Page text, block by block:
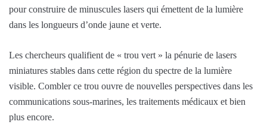
pour construire de minuscules lasers qui émettent de la lumière
dans les longueurs d’onde jaune et verte.
Les chercheurs qualifient de « trou vert » la pénurie de lasers
miniatures stables dans cette région du spectre de la lumière
visible. Combler ce trou ouvre de nouvelles perspectives dans les
communications sous-marines, les traitements médicaux et bien
plus encore.